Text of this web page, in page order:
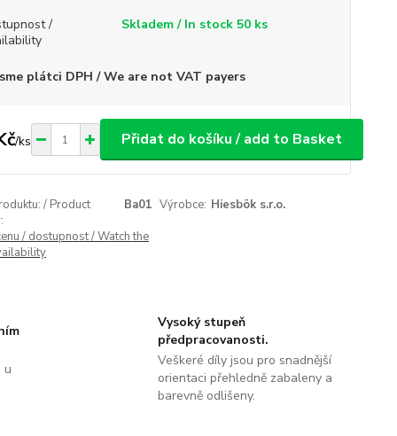
/
Skladem / In stock 50 ks
plátci DPH / We are not VAT payers
/ks Přidat do košíku / add to Basket
/ Product
Ba01 Výrobce: Hiesbök s.r.o.
/ dostupnost / Watch the
u
Vysoký stupeň
předpracovanosti.
Veškeré díly jsou pro snadnější
orientaci přehledně zabaleny a
barevně odlišeny.